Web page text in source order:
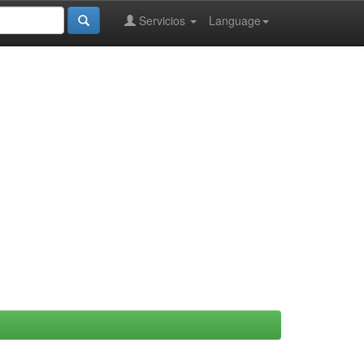
Language
Servicios